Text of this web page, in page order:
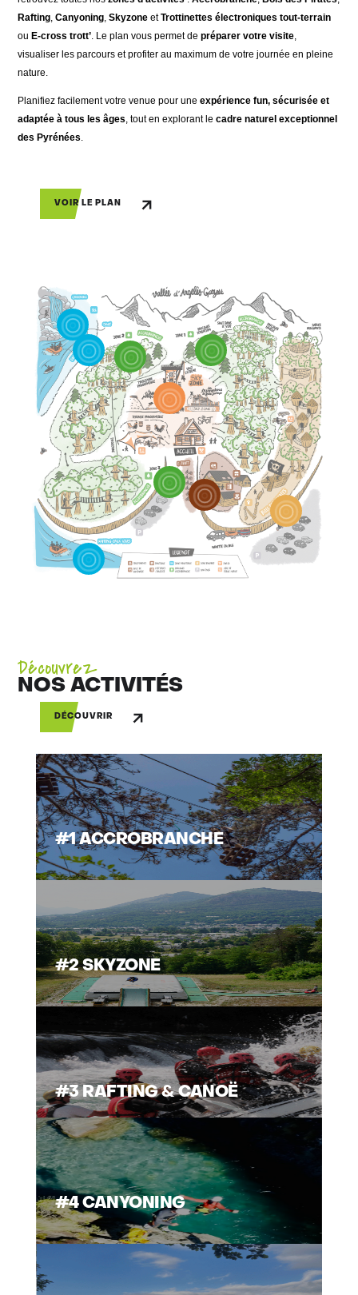
Rafting ,Canyoning ,Skyzone etTrottinettes électroniques tout-terrain
ouE-cross trott’ . Le plan vous permet depréparer votre visite
visualiser les parcours et profiter au maximum de votre journée en pleine
nature.
Planifiez facilement votre venue pour uneexpérience fun, sécurisée et
adaptée à tous les âges , tout en explorant lecadre naturel exceptionnel
des Pyrénées
VOIR LE PLAN
Découvrez
NOS ACTIVITÉS
DÉCOUVRIR
#1 ACCROBRANCHE
#2 SKYZONE
#3 RAFTING & CANOË
#4 CANYONING